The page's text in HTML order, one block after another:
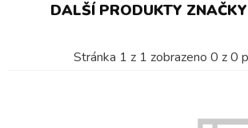
DALŠÍ PRODUKTY
Stránka 1 z 1 zobrazeno 0 z0